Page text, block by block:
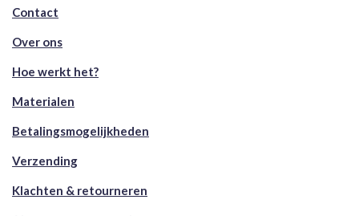
Contact
Over ons
Hoe werkt het?
Materialen
Betalingsmogelijkheden
Verzending
Klachten & retourneren